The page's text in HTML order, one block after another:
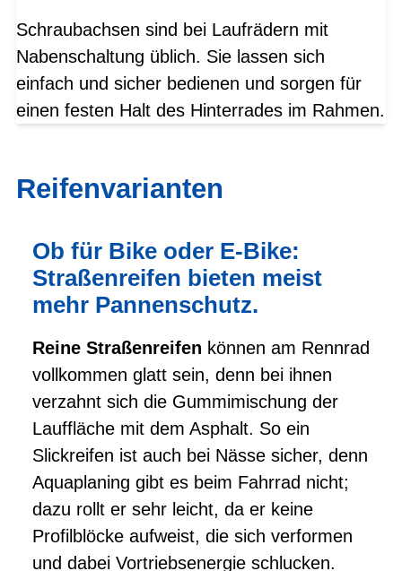
Schraubachsen sind bei Laufrädern mit
Nabenschaltung üblich. Sie lassen sich
einfach und sicher bedienen und sorgen für
einen festen Halt des Hinterrades im Rahmen.
Reifenvarianten
Ob für Bike oder E-Bike:
Straßenreifen bieten meist
mehr Pannenschutz.
Reine Straßenreifen können am Rennrad
vollkommen glatt sein, denn bei ihnen
verzahnt sich die Gummimischung der
Lauffläche mit dem Asphalt. So ein
Slickreifen ist auch bei Nässe sicher, denn
Aquaplaning gibt es beim Fahrrad nicht;
dazu rollt er sehr leicht, da er keine
Profilblöcke aufweist, die sich verformen
und dabei Vortriebsenergie schlucken.